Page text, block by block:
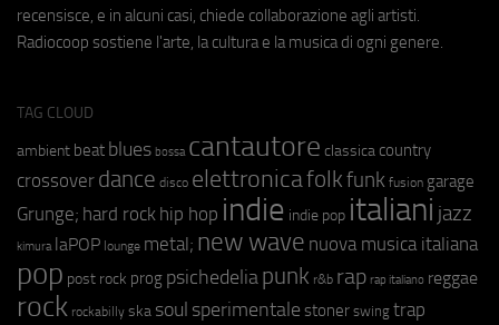
recensisce, e in alcuni casi, chiede collaborazione agli artisti.
Radiocoop sostiene l'arte, la cultura e la musica di ogni genere.
TAG CLOUD
ambient beat blues bossa cantautore classica country
crossover dance disco elettronicafolkfunk fusion garage
Grunge; hard rock hip hop indie indie pop italiani jazz
kimura laPOP lounge metal; new wave nuova musica italiana
pop post rock prog psichedeliapunk r&b rap rap italiano reggae
rock rockabilly ska soul sperimentale stoner swing trap